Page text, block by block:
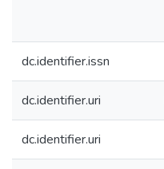
dc.identifier.issn
dc.identifier.uri
dc.identifier.uri